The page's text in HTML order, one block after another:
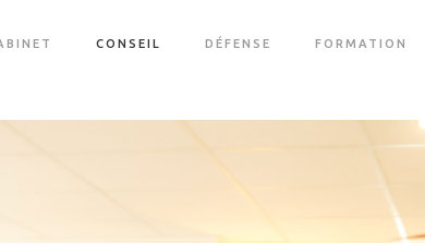
CONSEIL DÉFENSE FORMATION